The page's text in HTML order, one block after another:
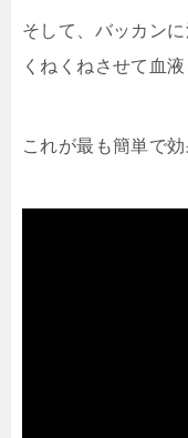
そして、バッカン
くねくねさせて血
これが最も簡単で